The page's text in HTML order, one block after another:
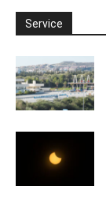
Service